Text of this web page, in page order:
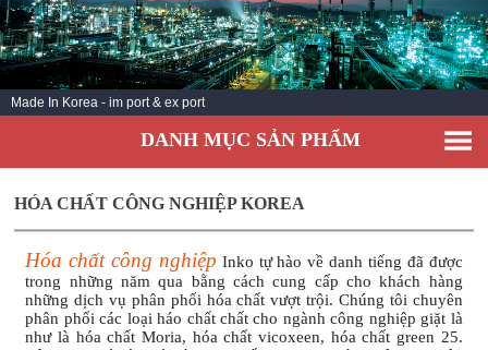
GIỚI THIỆU
SẢN PHẨM
DỊCH VỤ
TIN TỨC
KHÁCH HÀNG
Made In Korea - im port & ex port
DANH MỤC SẢN PHẨM
HÓA CHẤT CÔNG NGHIỆP KOREA
Hóa chất công nghiệp Inko tự hào về danh tiếng đã được
trong những năm qua bằng cách cung cấp cho khách hàng
những dịch vụ phân phối hóa chất vượt trội. Chúng tôi chuyên
phân phối các loại háo chất chất cho ngành công nghiệp giặt là
như là hóa chất Moria, hóa chất vicoxeen, hóa chất green 25.